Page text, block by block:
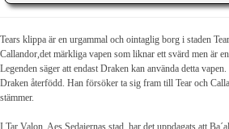
Tears klippa är en urgammal och ointaglig borg i staden
Callandor,det märkliga vapen som liknar ett svärd men är
Legenden säger att endast Draken kan använda detta
Draken återfödd. Han försöker ta sig fram till Tear och
stämmer.
I Tar Valon, Aes Sedaiernas stad, har det uppdagats att